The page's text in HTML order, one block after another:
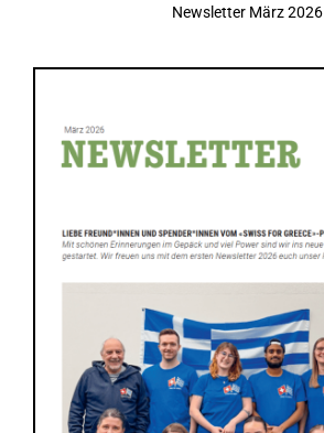
Newsletter März 2026